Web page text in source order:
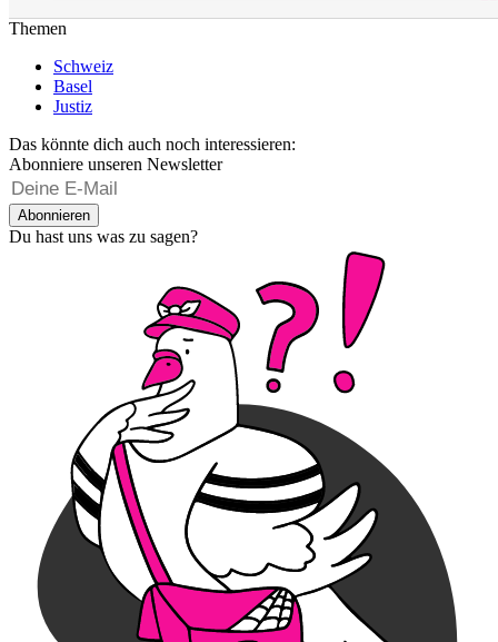
Themen
Schweiz
Basel
Justiz
Das könnte dich auch noch interessieren:
Abonniere unseren Newsletter
Abonnieren
Du hast uns was zu sagen?